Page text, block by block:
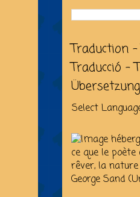
Traduction
Traducció -
Übersetzung
Select
ce que le
rêver, la
George Sand